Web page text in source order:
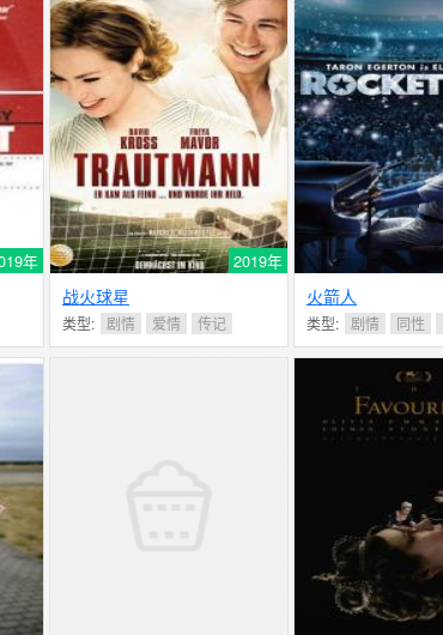
年 2019年
战火球星
类型: 剧情 爱情 传记
火箭人
类型: 剧情 同性